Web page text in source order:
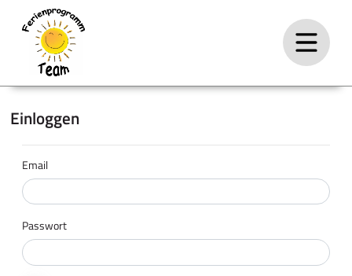
Einloggen
Email
Passwort